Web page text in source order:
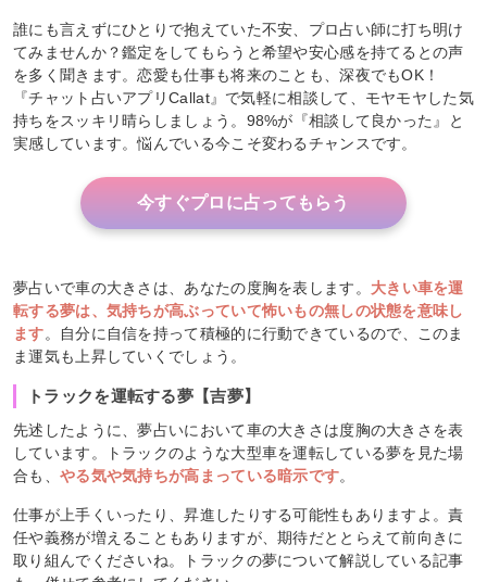
誰にも言えずにひとりで抱えていた不安、プロ占い師に打ち明け
てみませんか？鑑定をしてもらうと希望や安心感を持てるとの声
を多く聞きます。恋愛も仕事も将来のことも、深夜でもOK！
『チャット占いアプリCallat』で気軽に相談して、モヤモヤした気
持ちをスッキリ晴らしましょう。98%が『相談して良かった』と
実感しています。悩んでいる今こそ変わるチャンスです。
今すぐプロに占ってもらう
夢占いで車の大きさは、あなたの度胸を表します。 大きい車を運
転する夢は、気持ちが高ぶっていて怖いもの無しの状態を意味し
ます。自分に自信を持って積極的に行動できているので、このま
ま運気も上昇していくでしょう。
トラックを運転する夢【吉夢】
先述したように、夢占いにおいて車の大きさは度胸の大きさを表
しています。トラックのような大型車を運転している夢を見た場
合も、 やる気や気持ちが高まっている暗示です。
仕事が上手くいったり、昇進したりする可能性もありますよ。責
任や義務が増えることもありますが、期待だととらえて前向きに
取り組んでくださいね。トラックの夢について解説している記事